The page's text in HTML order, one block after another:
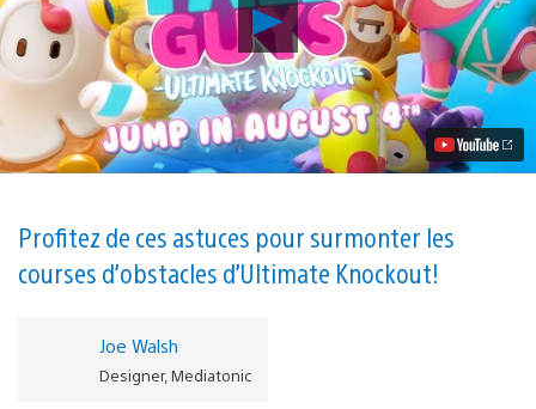
Lancer
la
vidéo
Fall
Guys
:
comment
survivre
de
cette
compétition
Profitez de ces astuces pour surmonter les
courses d’obstacles d’Ultimate Knockout !
Joe Walsh
Designer, Mediatonic